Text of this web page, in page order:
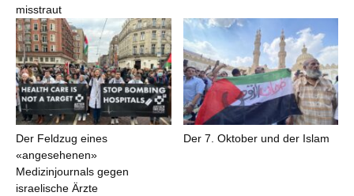
misstraut
Der Feldzug eines
«angesehenen»
Medizinjournals gegen
israelische Ärzte
Der 7. Oktober und der Islam